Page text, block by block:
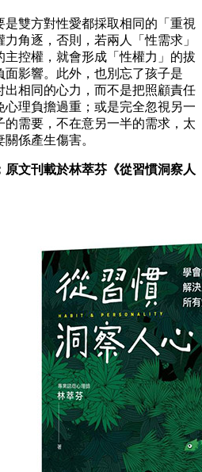
雙方對性愛都採取相同的「重視
角逐，否則，若兩人「性需求」
控權，就會形成「性權力」的拔
影響。此外，也別忘了孩子是
出相同的心力，而不是把照顧責任
理負擔過重；或是完全忽視另一
需要，不在意另一半的需求，太
係產生傷害。
原文刊載於林萃芬《從習慣洞察人